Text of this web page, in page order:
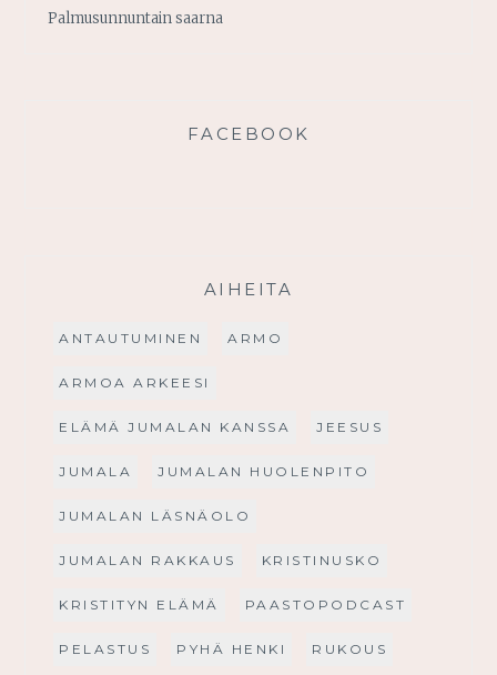
Palmusunnuntain saarna
FACEBOOK
AIHEITA
ANTAUTUMINEN ARMO
ARMOA ARKEESI
ELÄMÄ JUMALAN KANSSA JEESUS
JUMALA JUMALAN HUOLENPITO
JUMALAN LÄSNÄOLO
JUMALAN RAKKAUS KRISTINUSKO
KRISTITYN ELÄMÄ PAASTOPODCAST
PELASTUS PYHÄ HENKI RUKOUS